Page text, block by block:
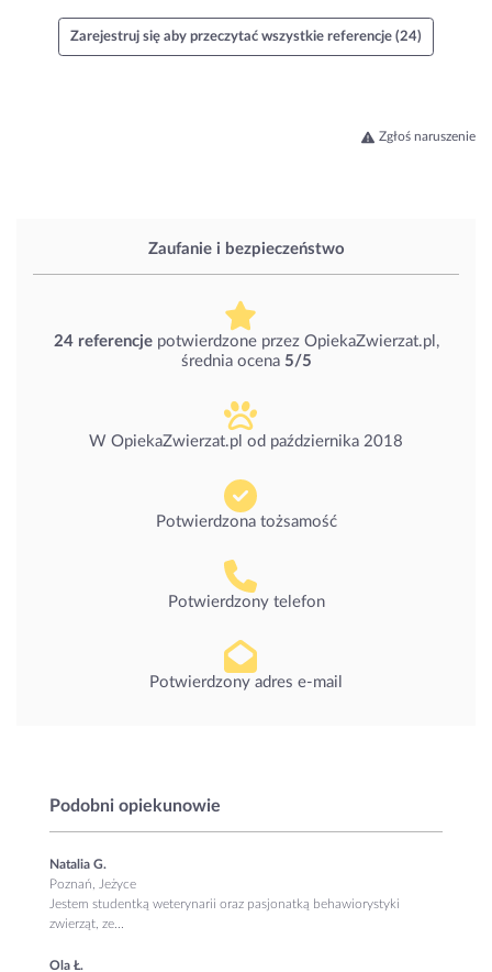
Zaufanie i bezpieczeństwo
24 referencjepotwierdzone przez OpiekaZwierzat.pl,
średnia ocena 5/5
W OpiekaZwierzat.pl od października 2018
Potwierdzona tożsamość
Potwierdzony telefon
Potwierdzony adres e-mail
Podobni opiekunowie
Natalia G.
Poznań, Jeżyce
Jestem studentką weterynarii oraz pasjonatką behawiorystyki
zwierząt, ze...
Ola Ł.
Zarejestruj się aby przeczytać wszystkie referencje (24)
Zgłoś naruszenie